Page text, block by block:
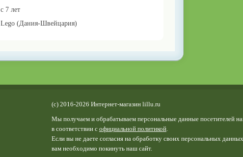
с 7 лет
Lego (Дания-Швейцария)
(c) 2016-2026 Интернет-магазин lillu.ru
Мы получаем и обрабатываем персональные данные посетителей
в соответствии с официальной политикой.
Если вы не даете согласия на обработку своих персональных
вам необходимо покинуть наш сайт.